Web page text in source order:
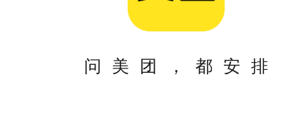
问美团，都安排